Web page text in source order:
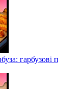
гарбузові